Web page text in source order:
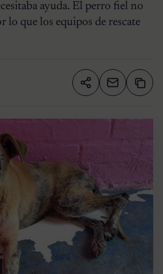
ayuda. El perro fiel no
lo que los equipos de rescate
Compartir